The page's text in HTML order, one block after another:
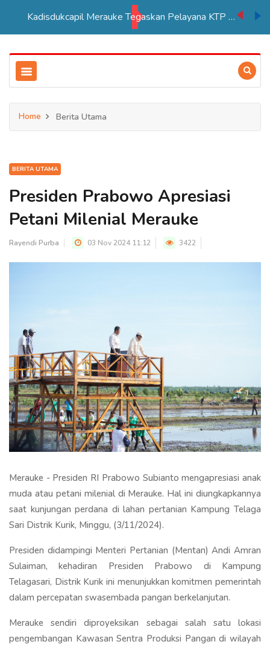
Kadisdukcapil Merauke Tegaskan Pelayana KTP Sesuai SOP
Home Berita Utama
BERITA UTAMA
Presiden Prabowo Apresiasi
Petani Milenial Merauke
Rayendi Purba 03 Nov 2024 11:12 3422
Merauke - Presiden RI Prabowo Subianto mengapresiasi anak
muda atau petani milenial di Merauke. Hal ini diungkapkannya
saat kunjungan perdana di lahan pertanian Kampung Telaga
Sari Distrik Kurik, Minggu, (3/11/2024).
Presiden didampingi Menteri Pertanian (Mentan) Andi Amran
Sulaiman, kehadiran Presiden Prabowo di Kampung
Telagasari, Distrik Kurik ini menunjukkan komitmen pemerintah
dalam percepatan swasembada pangan berkelanjutan.
Merauke sendiri diproyeksikan sebagai salah satu lokasi
pengembangan Kawasan Sentra Produksi Pangan di wilayah